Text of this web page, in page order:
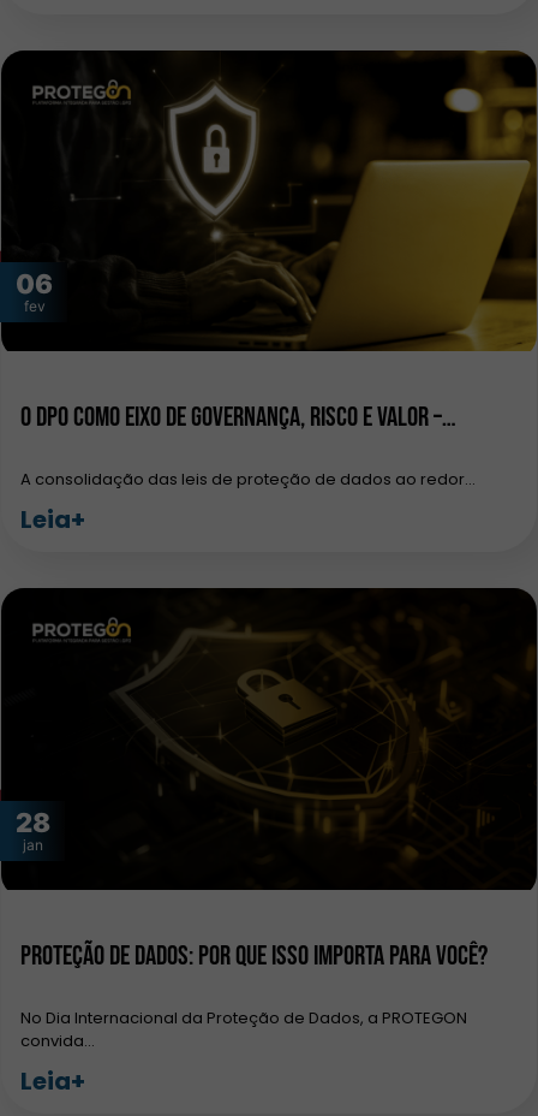
06
fev
O DPO como eixo de governança, risco e valor –…
A consolidação das leis de proteção de dados ao redor…
Leia+
28
jan
Proteção de Dados: por que isso importa para você?
No Dia Internacional da Proteção de Dados, a PROTEGON
convida…
Leia+